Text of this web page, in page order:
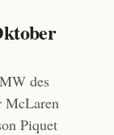
des
McLaren
Piquet